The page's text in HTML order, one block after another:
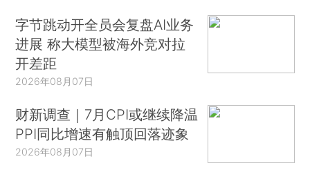
字节跳动开全员会复盘AI业务
进展 称大模型被海外竞对拉
开差距
2026年08月07日
财新调查｜7月CPI或继续降温
PPI同比增速有触顶回落迹象
2026年08月07日